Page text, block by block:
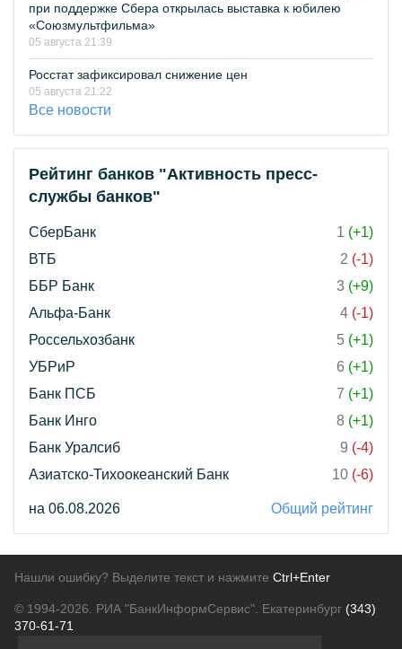
при поддержке Сбера открылась выставка к юбилею
«Союзмультфильма»
05 августа 21:39
Росстат зафиксировал снижение цен
05 августа 21:22
Все новости
Рейтинг банков "Активность пресс-
службы банков"
СберБанк 1 (+1)
ВТБ
2 (-1)
ББР Банк
3 (+9)
Альфа-Банк
4 (-1)
Россельхозбанк
5 (+1)
УБРиР
6 (+1)
Банк ПСБ
7 (+1)
Банк Инго
8 (+1)
Банк Уралсиб
9 (-4)
Азиатско-Тихоокеанский Банк
10 (-6)
на 06.08.2026 Общий рейтинг
Нашли ошибку? Выделите текст и нажмите Ctrl+Enter
© 1994-2026. РИА "БанкИнформСервис". Екатеринбург (343)
370-61-71